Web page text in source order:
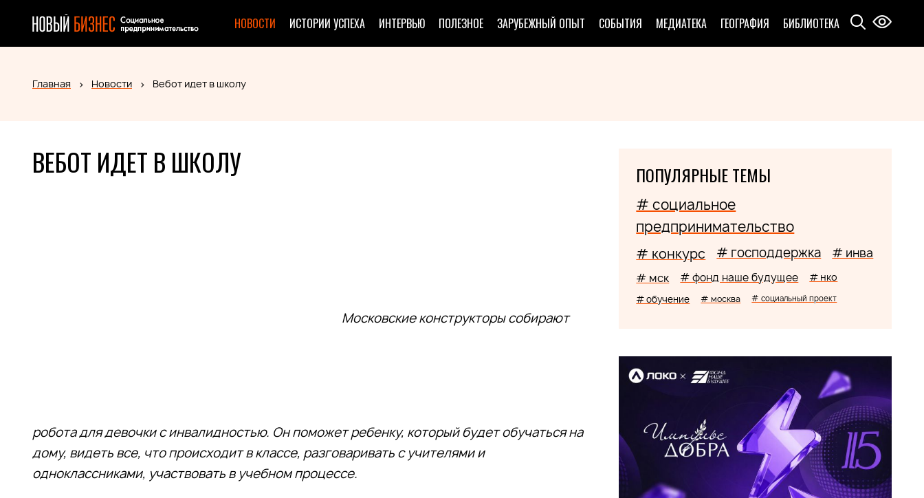
НОВОСТИ ИСТОРИИ УСПЕХА ИНТЕРВЬЮ ПОЛЕЗНОЕ ЗАРУБЕЖНЫЙ ОПЫТ СОБЫТИЯ МЕДИАТЕКА ГЕОГРАФИЯ БИБЛИОТЕКА
Главная Новости Вебот идет в школу
ВЕБОТ ИДЕТ В ШКОЛУ
Московские конструкторы собирают
робота для девочки с инвалидностью. Он поможет ребенку, который будет обучаться на
дому, видеть все, что происходит в классе, разговаривать с учителями и
одноклассниками, участвовать в учебном процессе.
ПОПУЛЯРНЫЕ ТЕМЫ
# социальное
предпринимательство
# конкурс # господдержка # инва
# мск # фонд наше будущее # нко
# обучение # москва # социальный проект